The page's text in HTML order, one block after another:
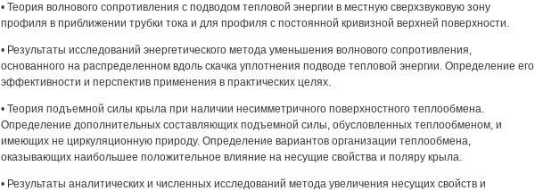
• Теория волнового сопротивления с подводом тепловой энергии в местную сверхзвуковую зону
профиля в приближении трубки тока и для профиля с постоянной кривизной верхней поверхности.
• Результаты исследований энергетического метода уменьшения волнового сопротивления,
основанного на распределенном вдоль скачка уплотнения подводе тепловой энергии. Определение его
эффективности и перспектив применения в практических целях.
• Теория подъемной силы крыла при наличии несимметричного поверхностного теплообмена.
Определение дополнительных составляющих подъемной силы, обусловленных теплообменом, и
имеющих не циркуляционную природу. Определение вариантов организации теплообмена,
оказывающих наибольшее положительное влияние на несущие свойства и поляру крыла.
• Результаты аналитических и численных исследований метода увеличения несущих свойств и